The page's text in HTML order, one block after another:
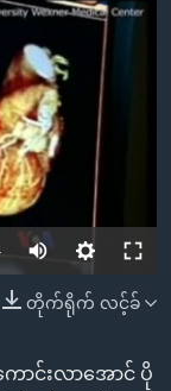
တိုက်ရိုက် လင့်ခ်
ာင်းလာအောင် ပို